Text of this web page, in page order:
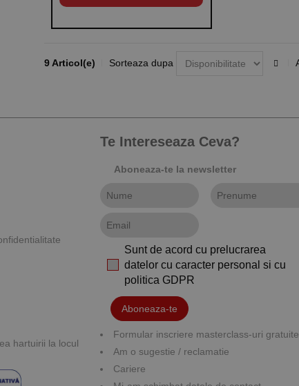
9 Articol(e) Sorteaza dupa
hartuirii la locul
Te Intereseaza Ceva?
Aboneaza-te la newsletter
Sunt de acord cu prelucrarea
datelor cu caracter personal si cu
politica GDPR
Aboneaza-te
Formular inscriere masterclass-uri gratuite
Am o sugestie / reclamatie
Cariere